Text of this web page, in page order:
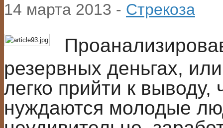
14 марта 2013 - Стрекоза
резервных деньгах,
легко прийти к выводу,
нуждаются молодые